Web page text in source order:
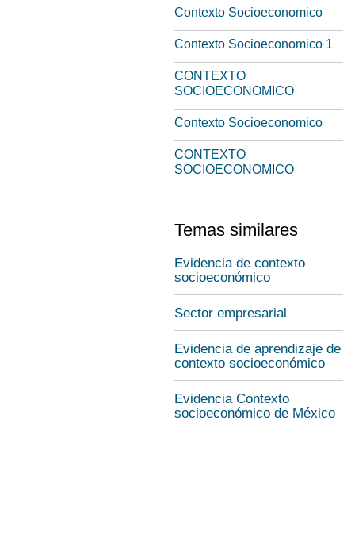
Contexto Socioeconomico
Contexto Socioeconomico 1
CONTEXTO
SOCIOECONOMICO
Contexto Socioeconomico
CONTEXTO
SOCIOECONOMICO
Temas similares
Evidencia de contexto
socioeconómico
Sector empresarial
Evidencia de aprendizaje de
contexto socioeconómico
Evidencia Contexto
socioeconómico de México